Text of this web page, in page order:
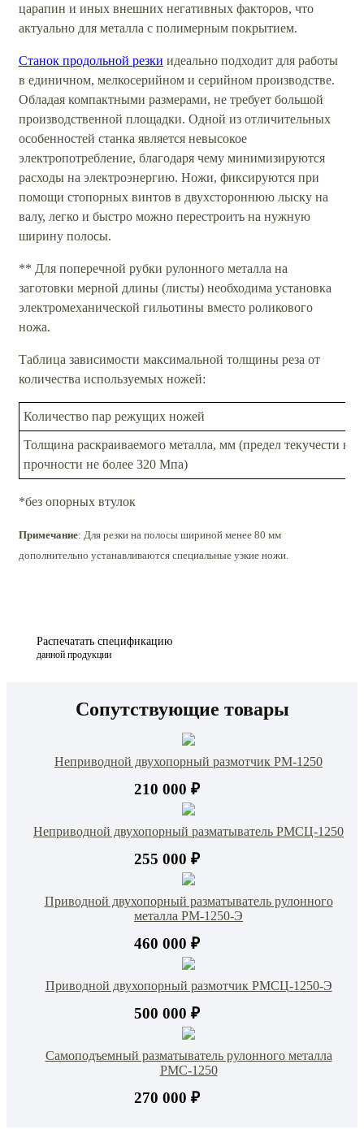
царапин и иных внешних негативных факторов, что
актуально для металла с полимерным покрытием.
Станок продольной резки идеально подходит для работы
в единичном, мелкосерийном и серийном производстве.
Обладая компактными размерами, не требует большой
производственной площадки. Одной из отличительных
особенностей станка является невысокое
электропотребление, благодаря чему минимизируются
расходы на электроэнергию. Ножи, фиксируются при
помощи стопорных винтов в двухстороннюю лыску на
валу, легко и быстро можно перестроить на нужную
ширину полосы.
** Для поперечной рубки рулонного металла на
заготовки мерной длины (листы) необходима установка
электромеханической гильотины вместо роликового
ножа.
Таблица зависимости максимальной толщины реза от
количества используемых ножей:
Количество пар режущих ножей
Толщина раскраиваемого металла, мм (предел текучести не
прочности не более 320 Мпа)
*без опорных втулок
Примечание: Для резки на полосы шириной менее 80 мм
дополнительно устанавливаются специальные узкие ножи.
Распечатать спецификацию
данной продукции
Сопутствующие товары
Неприводной двухопорный размотчик РМ-1250
210 000 ₽
Неприводной двухопорный разматыватель РМСЦ-1250
255 000 ₽
Приводной двухопорный разматыватель рулонного
металла РМ-1250-Э
460 000 ₽
Приводной двухопорный размотчик РМСЦ-1250-Э
500 000 ₽
Самоподъемный разматыватель рулонного металла
РМС-1250
270 000 ₽